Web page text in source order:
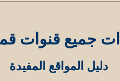
جميع قنوات
دليل المواقع المفيدة